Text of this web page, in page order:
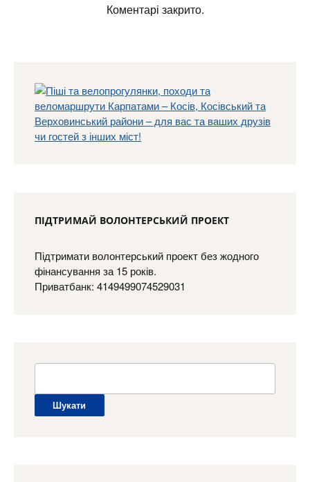
Коментарі закрито.
ПІДТРИМАЙ ВОЛОНТЕРСЬКИЙ ПРОЕКТ
Підтримати волонтерський проект без жодного
фінансування за 15 років.
Приватбанк: 4149499074529031